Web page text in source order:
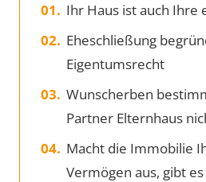
Ihr Haus ist auch Ihre
Eheschließung
Eigentumsrecht
Wunscherben
Partner Elternhaus
Macht die Immobilie
Vermögen aus, gibt